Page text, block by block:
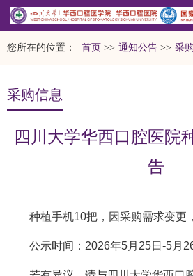
您所在的位置： 首页 >> 通知公告 >> 采
采购信息
四川大学华西口腔医院
告
种植手机10把，因采购需求变更
公示时间：2026年5月25日-5月